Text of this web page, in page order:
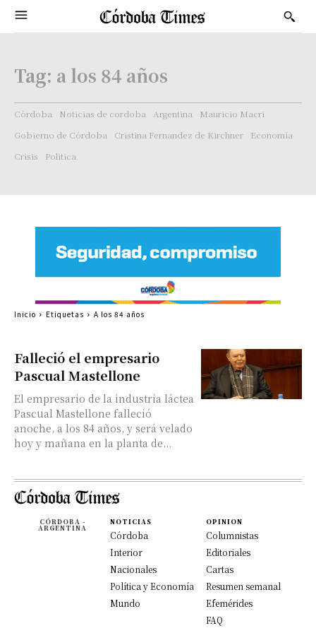
Tag: a los 84 años
Córdoba Noticias de cordoba Argentina
Mauricio Macri
Gobierno de Córdoba
Cristina Fernandez de Kirchner
Economía
Crisis
Politica
Falleció el empresario
Pascual Mastellone
El empresario de la industria láctea
Pascual Mastellone falleció
anoche, a los 84 años, y será velado
hoy y mañana en la planta de...
Inicio Etiquetas A los 84 años
CÓRDOBA -
ARGENTINA
NOTICIAS
Córdoba
Interior
Nacionales
Política y Economía
Mundo
OPINION
Columnistas
Editoriales
Cartas
Resumen semanal
Efemérides
FAQ